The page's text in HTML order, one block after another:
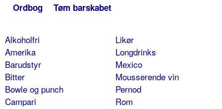
Ordbog Tøm barskabet
Alkoholfri
Amerika
Barudstyr
Bitter
Bowle og punch
Campari
Likør
Longdrinks
Mexico
Mousserende vin
Pernod
Rom